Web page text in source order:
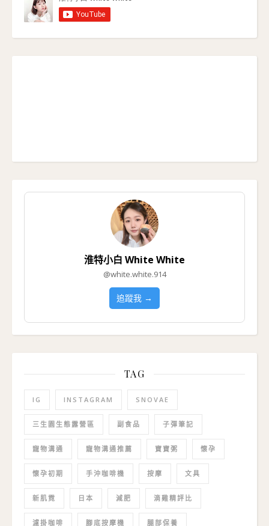
淮特小白 White White
@white.white.914
追蹤我 →
TAG
IG INSTAGRAM SNOVAE
三生園生態露營區 副食品 子彈筆記
寵物溝通 寵物溝通推薦 寶寶粥 懷孕
懷孕初期 手沖咖啡機 按摩 文具
新肌霓 日本 減肥 滴雞精評比
濾掛咖啡 腳底按摩機 腿部保養